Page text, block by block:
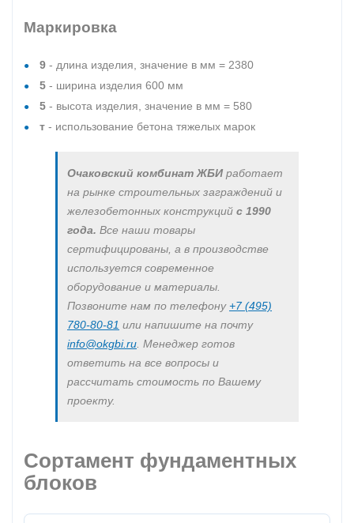
Маркировка
9 - длина изделия, значение в мм = 2380
5 - ширина изделия 600 мм
5 - высота изделия, значение в мм = 580
т - использование бетона тяжелых марок
Очаковский комбинат ЖБИработает
на рынке строительных заграждений и
железобетонных конструкций с 1990
года. Все наши товары
сертифицированы, а в производстве
используется современное
оборудование и материалы.
Позвоните нам по телефону+7 (495)
780-80-81 или напишите на почту
info@okgbi.ru . Менеджер готов
ответить на все вопросы и
рассчитать стоимость по Вашему
проекту.
Сортамент фундаментных
блоков